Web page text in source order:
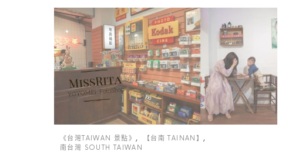
《台灣TAIWAN 景點》
【台南 TAINAN】
南台灣 SOUTH TAIWAN